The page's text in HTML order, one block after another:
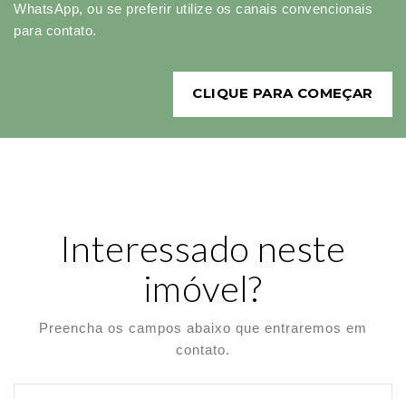
WhatsApp, ou se preferir utilize os canais convencionais
para contato.
CLIQUE PARA COMEÇAR
Interessado neste
imóvel?
Preencha os campos abaixo que entraremos em
contato.